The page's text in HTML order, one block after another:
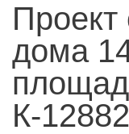
Проект
дома
К-